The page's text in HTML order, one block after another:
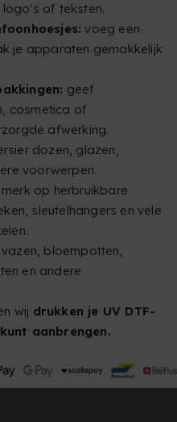
logo's of teksten.
voeg een
je apparaten gemakkelijk
geef
cosmetica of
afwerking.
dozen, glazen,
voorwerpen.
op herbruikbare
sleutelhangers en vele
bloempotten,
en andere
wij drukken je UV DTF-
aanbrengen.